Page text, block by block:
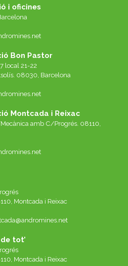
i oficines
Bon Pastor
local 21-22
08030, Barcelona
Montcada i Reixac
amb C/Progrés. 08110,
Montcada i Reixac
tot’
Montcada i Reixac